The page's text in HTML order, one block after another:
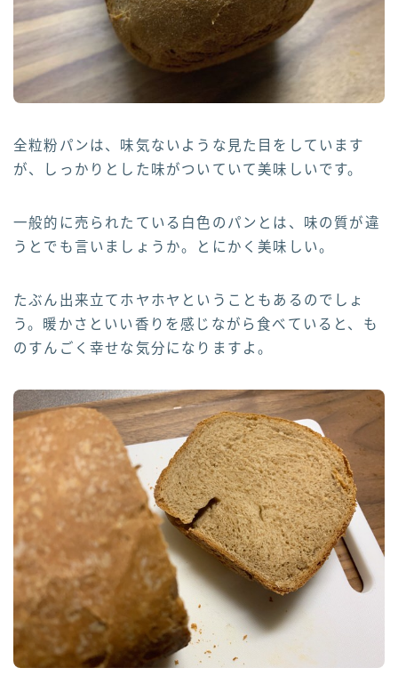
全粒粉パンは、味気ないような見た目をしています
が、しっかりとした味がついていて美味しいです。
一般的に売られたている白色のパンとは、味の質が違
うとでも言いましょうか。とにかく美味しい。
たぶん出来立てホヤホヤということもあるのでしょ
う。暖かさといい香りを感じながら食べていると、も
のすんごく幸せな気分になりますよ。